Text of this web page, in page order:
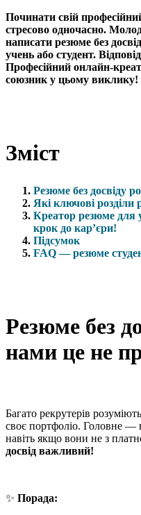
Починати свій
стресово одночасно.
написати резюме без
учень або студент.
Професійний
союзник у цьому виклику!
Зміст
Резюме без досвіду
Які ключові розділи
Креатор резюме для
крок до кар’єри!
Підсумок
FAQ — резюме
Резюме без
нами це не
Багато рекрутерів
своє портфоліо. Головне —
навіть якщо вони не з
досвід важливий!
✨ Порада: